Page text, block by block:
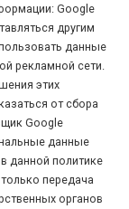
Google
другим
данные
рекламной сети.
этих
от сбора
Google
данные
данной политике
передача
органов